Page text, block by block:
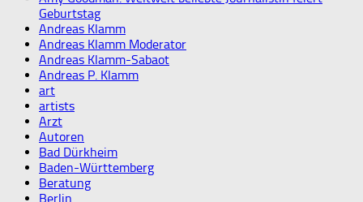
Geburtstag
Andreas Klamm
Andreas Klamm Moderator
Andreas Klamm-Sabaot
Andreas P. Klamm
art
artists
Arzt
Autoren
Bad Dürkheim
Baden-Württemberg
Beratung
Berlin